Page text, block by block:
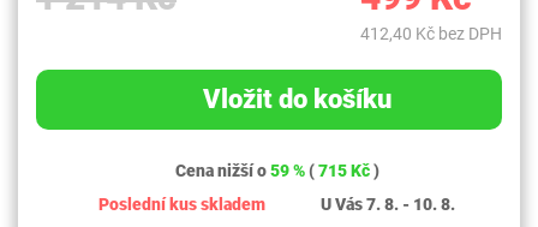
412,40 Kč bez DPH
Vložit do košíku
Cena nižší o59 %(715 Kč)
Poslední kus skladem
U Vás 7. 8. - 10. 8.